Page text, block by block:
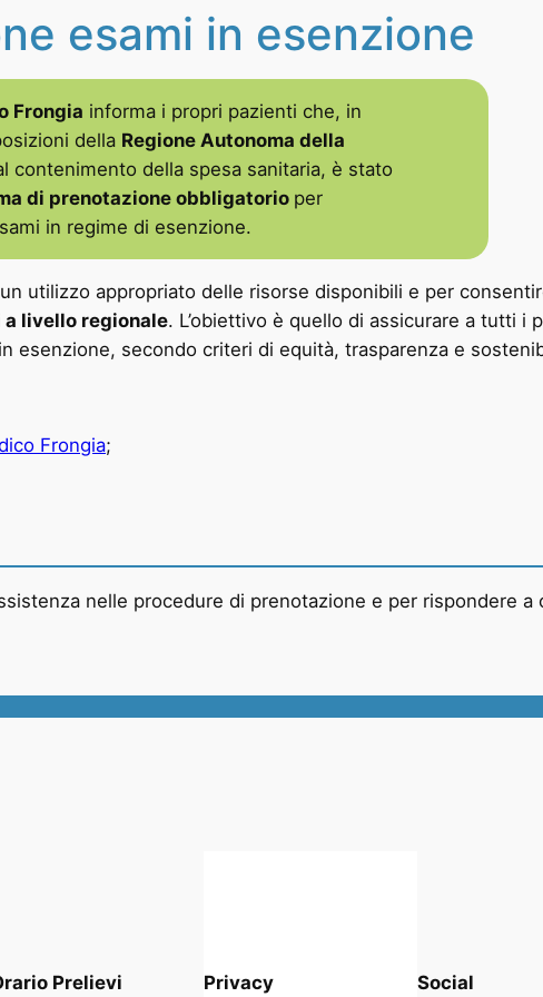
esami in esenzione
Frongia informa i propri pazienti che, in
della Regione Autonoma della
contenimento della spesa sanitaria, è stato
di prenotazione obbligatorio per
in regime di esenzione.
utilizzo appropriato delle risorse disponibili e per
livello regionale. L’obiettivo è quello di assicurare a tutti i
esenzione, secondo criteri di equità, trasparenza e
Frongia;
nelle procedure di prenotazione e per rispondere a
Prelievi Privacy Social